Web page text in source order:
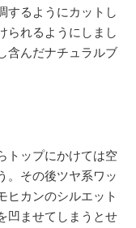
するようにカットし
られるようにしまし
含んだナチュラルブ
トップにかけては空
。その後ツヤ系ワッ
ヒカンのシルエット
凹ませてしまうとせ